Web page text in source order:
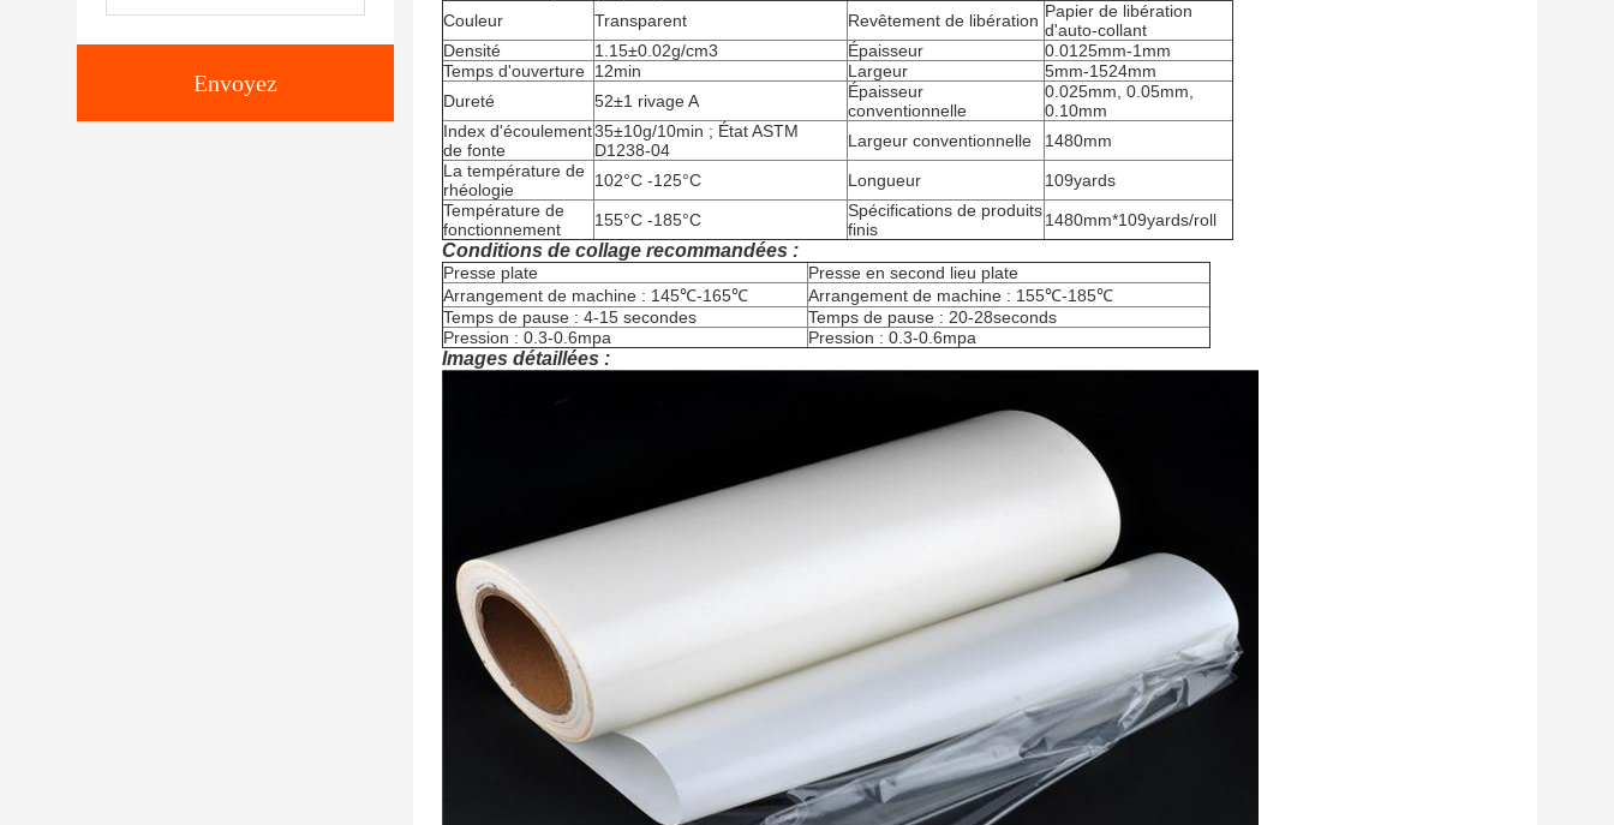
Envoyez
Couleur Transparent Revêtement de libération Papier de libération
d'auto-collant
Densité
1.15±0.02g/cm3 Épaisseur
0.0125mm-1mm
Temps d'ouverture 12min Largeur
5mm-1524mm
Dureté
52±1 rivage A
Épaisseur
conventionnelle
0.025mm, 0.05mm,
0.10mm
Index d'écoulement
de fonte
35±10g/10min ; État ASTM
D1238-04
Largeur conventionnelle
1480mm
La température de
rhéologie
102°C -125°C Longueur
109yards
Température de
fonctionnement
155°C -185°C
Spécifications de produits
finis
1480mm*109yards/roll
Conditions de collage recommandées :
Presse plate
Presse en second lieu plate
Arrangement de machine : 145℃-165℃
Arrangement de machine : 155℃-185℃
Temps de pause : 4-15 secondes
Temps de pause : 20-28seconds
Pression : 0.3-0.6mpa
Pression : 0.3-0.6mpa
Images détaillées :